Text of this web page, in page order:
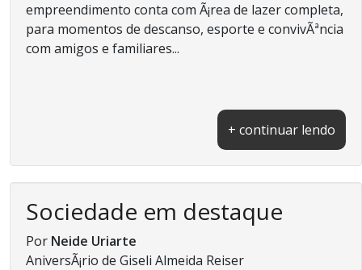
empreendimento conta com Ã¡rea de lazer completa,
para momentos de descanso, esporte e convivÃªncia
com amigos e familiares...
+ continuar lendo
Sociedade em destaque
Por Neide Uriarte
AniversÃ¡rio de Giseli Almeida Reiser